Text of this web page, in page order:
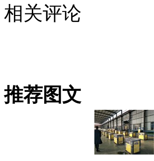
相关评论
推荐图文